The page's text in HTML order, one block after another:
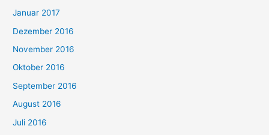
Januar 2017
Dezember 2016
November 2016
Oktober 2016
September 2016
August 2016
Juli 2016